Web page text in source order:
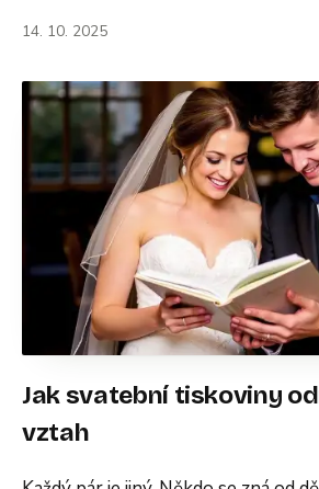
14. 10. 2025
Jak svatební tiskoviny
vztah